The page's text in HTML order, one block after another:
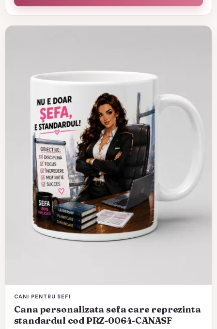
CANI PENTRU SEFI
Cana personalizata sefa care reprezinta
standardul cod PRZ-0064-CANASF